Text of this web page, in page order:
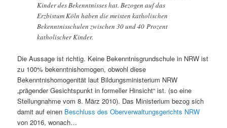
Kinder des Bekenntnisses hat. Bezogen auf das
Erzbistum Köln haben die meisten katholischen
Bekenntnisschulen zwischen 30 und 40 Prozent
katholischer Kinder.
Die Aussage ist richtig. Keine Bekenntnisgrundschule in NRW ist
zu 100% bekenntnishomogen, obwohl diese
Bekenntnishomogenität laut Bildungsministerium NRW
„prägender Gesichtspunkt in formeller Hinsicht“ ist. (so eine
Stellungnahme vom 8. März 2010). Das Ministerium bezog sich
damit auf einen Beschluss des Oberverwaltungsgerichts NRW
von 2016, wonach…